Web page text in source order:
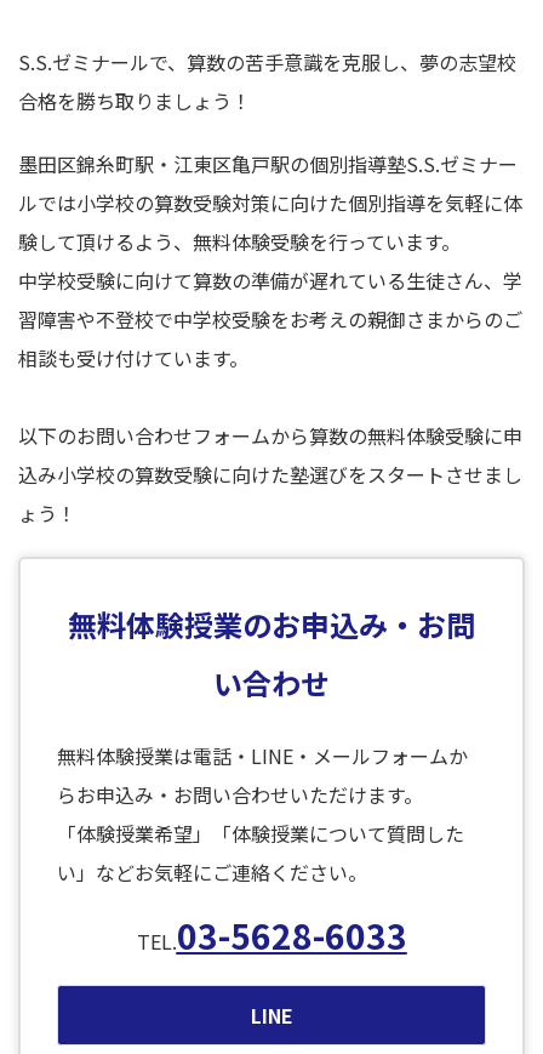
S.S.ゼミナールで、算数の苦手意識を克服し、夢の志望校
合格を勝ち取りましょう！
墨田区錦糸町駅・江東区亀戸駅の個別指導塾S.S.ゼミナー
ルでは小学校の算数受験対策に向けた個別指導を気軽に体
験して頂けるよう、無料体験受験を行っています。
中学校受験に向けて算数の準備が遅れている生徒さん、学
習障害や不登校で中学校受験をお考えの親御さまからのご
相談も受け付けています。
以下のお問い合わせフォームから算数の無料体験受験に申
込み小学校の算数受験に向けた塾選びをスタートさせまし
ょう！
無料体験授業のお申込み・お問
い合わせ
無料体験授業は電話・LINE・メールフォームか
らお申込み・お問い合わせいただけます。
「体験授業希望」「体験授業について質問した
い」などお気軽にご連絡ください。
TEL.03-5628-6033
LINE